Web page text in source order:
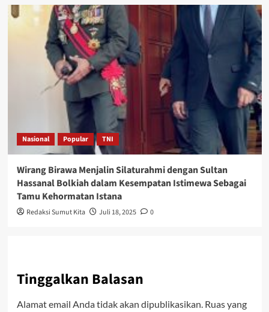
Nasional Popular TNI
Wirang Birawa Menjalin Silaturahmi dengan Sultan
Hassanal Bolkiah dalam Kesempatan Istimewa Sebagai
Tamu Kehormatan Istana
Redaksi Sumut Kita Juli 18, 2025 0
Tinggalkan Balasan
Alamat email Anda tidak akan dipublikasikan. Ruas yang